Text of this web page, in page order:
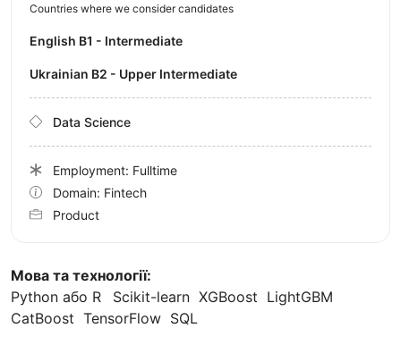
Мова та технології:
Python або R
Scikit-learn XGBoost LightGBM
CatBoost TensorFlow SQL
Countries where we consider candidates
English B1 - Intermediate
Ukrainian B2 - Upper Intermediate
Data Science
Employment: Fulltime
Domain: Fintech
Product